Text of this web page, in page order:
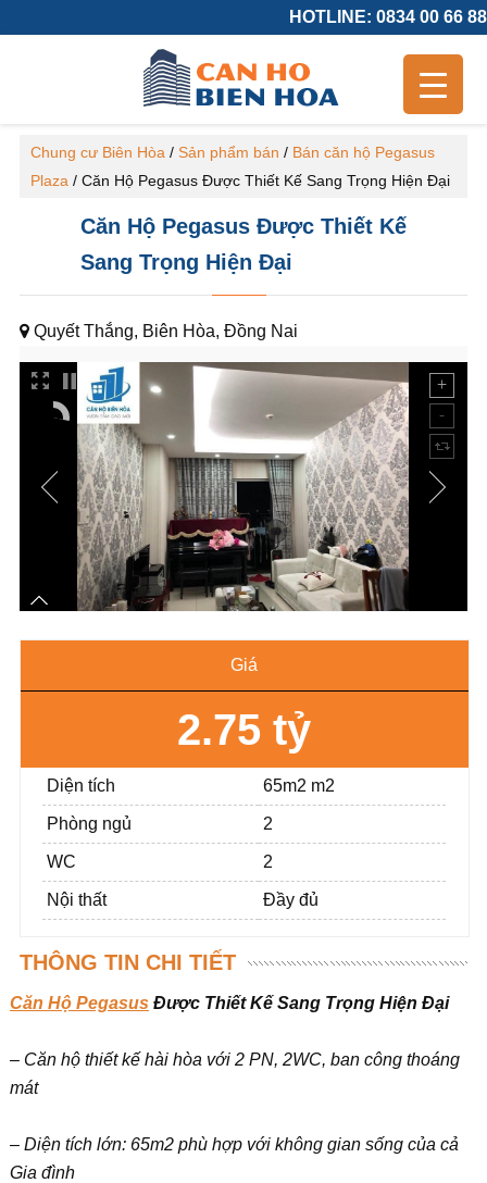
HOTLINE: 0834 00 66 88
Chung cư Biên Hòa / Sản phẩm bán / Bán căn hộ Pegasus
Plaza / Căn Hộ Pegasus Được Thiết Kế Sang Trọng Hiện Đại
Căn Hộ Pegasus Được Thiết Kế
Sang Trọng Hiện Đại
Quyết Thắng, Biên Hòa, Đồng Nai
Giá
2.75 tỷ
Diện tích 65m2 m2
Phòng ngủ 2
WC 2
Nội thất Đầy đủ
THÔNG TIN CHI TIẾT
Căn Hộ Pegasus Được Thiết Kế Sang Trọng Hiện Đại
– Căn hộ thiết kế hài hòa với 2 PN, 2WC, ban công thoáng
mát
– Diện tích lớn: 65m2 phù hợp với không gian sống của cả
Gia đình